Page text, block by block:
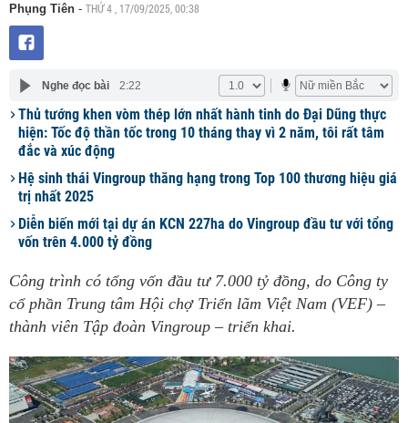
Phụng Tiên - THỨ 4 , 17/09/2025, 00:38
Nghe đọc bài 2:22
Thủ tướng khen vòm thép lớn nhất hành tinh do Đại Dũng thực
hiện: Tốc độ thần tốc trong 10 tháng thay vì 2 năm, tôi rất tâm
đắc và xúc động
Hệ sinh thái Vingroup thăng hạng trong Top 100 thương hiệu giá
trị nhất 2025
Diễn biến mới tại dự án KCN 227ha do Vingroup đầu tư với tổng
vốn trên 4.000 tỷ đồng
Công trình có tổng vốn đầu tư 7.000 tỷ đồng, do Công ty
cổ phần Trung tâm Hội chợ Triển lãm Việt Nam (VEF) –
thành viên Tập đoàn Vingroup – triển khai.